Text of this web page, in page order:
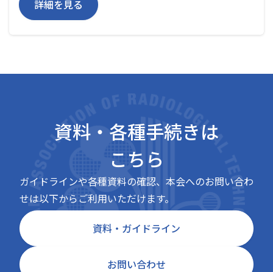
詳細を見る
資料・各種手続きは
こちら
ガイドラインや各種資料の確認、本会へのお問い合わ
せは以下からご利用いただけます。
資料・ガイドライン
お問い合わせ